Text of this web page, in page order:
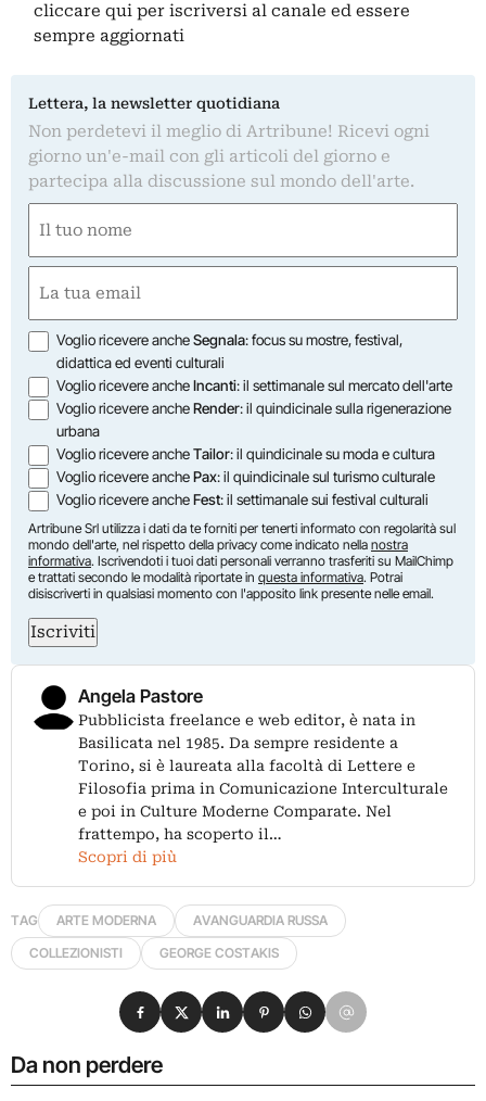
cliccare qui per iscriversi al canale ed essere
sempre aggiornati
Lettera, la newsletter quotidiana
Non perdetevi il meglio di Artribune! Ricevi ogni
giorno un'e-mail con gli articoli del giorno e
partecipa alla discussione sul mondo dell'arte.
(Obbligatorio)
(Obbligatorio)
Opzioni
Voglio ricevere ancheSegnala: focus su mostre, festival,
didattica ed eventi culturali
Voglio ricevere ancheIncanti: il settimanale sul mercato dell'arte
Voglio ricevere ancheRender: il quindicinale sulla rigenerazione
urbana
Voglio ricevere ancheTailor: il quindicinale su moda e cultura
Voglio ricevere anchePax: il quindicinale sul turismo culturale
Voglio ricevere ancheFest: il settimanale sui festival culturali
Artribune Srl utilizza i dati da te forniti per tenerti informato con regolarità sul
mondo dell'arte, nel rispetto della privacy come indicato nella nostra
informativa. Iscrivendoti i tuoi dati personali verranno trasferiti su MailChimp
e trattati secondo le modalità riportate in questa informativa. Potrai
disiscriverti in qualsiasi momento con l'apposito link presente nelle email.
Iscriviti
Angela Pastore
Pubblicista freelance e web editor, è nata in
Basilicata nel 1985. Da sempre residente a
Torino, si è laureata alla facoltà di Lettere e
Filosofia prima in Comunicazione Interculturale
e poi in Culture Moderne Comparate. Nel
frattempo, ha scoperto il…
Scopri di più
TAG ARTE MODERNA
AVANGUARDIA RUSSA
COLLEZIONISTI
GEORGE COSTAKIS
Da non perdere
Condividi su Facebook
Condividi su X
Condividi su LinkedIn
Condividi su Pinterest
Condividi su WhatsApp
Condividi su Email